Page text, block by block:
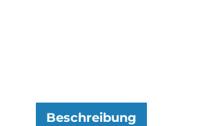
Beschreibung